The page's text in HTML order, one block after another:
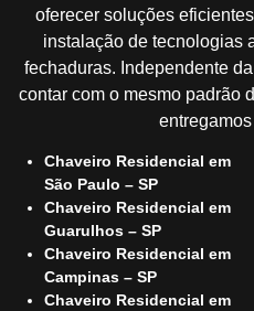
oferecer soluções
instalação de tecnologias
fechaduras. Independente
contar com o mesmo padrão
Chaveiro Residencial em
São Paulo – SP
Chaveiro Residencial em
Guarulhos – SP
Chaveiro Residencial em
Campinas – SP
Chaveiro Residencial em